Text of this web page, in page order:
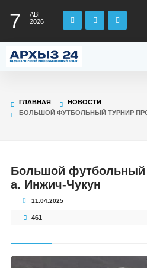
7
АВГ
2026
ГЛАВНАЯ
НОВОСТИ
БОЛЬШОЙ ФУТБОЛЬНЫЙ ТУРНИР
Большой футбольный
а. Инжич-Чукун
11.04.2025
461